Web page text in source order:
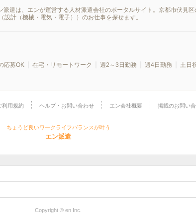
遣は、エンが運営する人材派遣会社のポータルサイト。京都市伏見区
計（機械・電気・電子））のお仕事を探せます。
応募OK 在宅・リモートワーク 週2～3日勤務 週4日勤務 土日
利用規約 ヘルプ・お問い合わせ エン会社概要 掲載のお問い
ちょうど良いワークライフバランスが叶う
エン派遣
Copyright © en Inc.